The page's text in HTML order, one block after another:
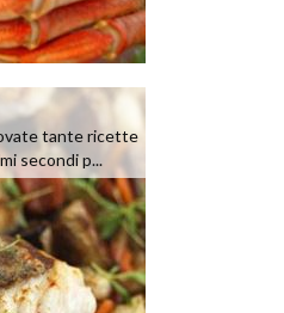
tante ricette
secondi p...